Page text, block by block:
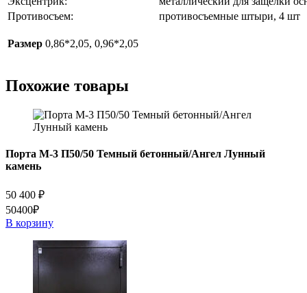
Противосъем:
противосъемные штыри, 4 шт
Размер 0,86*2,05, 0,96*2,05
Похожие товары
Порта M-3 П50/50 Темный бетонный/Ангел Лунный
камень
50 400 ₽
50400₽
В корзину